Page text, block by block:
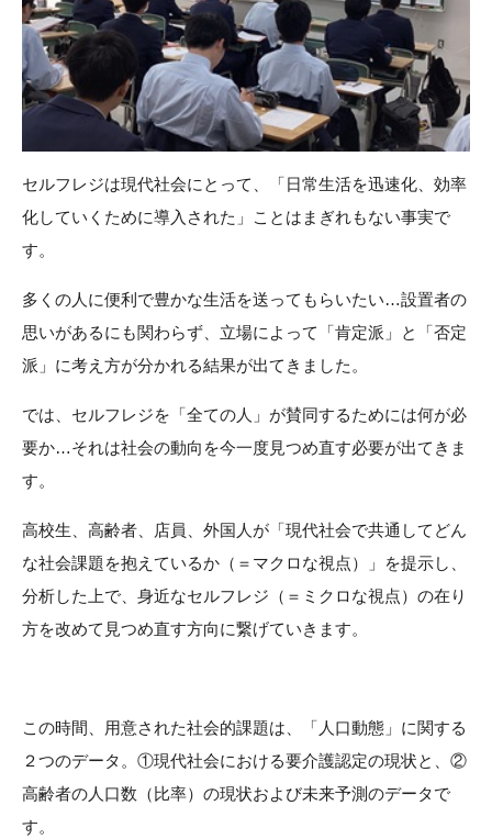
セルフレジは現代社会にとって、「日常生活を迅速化、効率
化していくために導入された」ことはまぎれもない事実で
す。
多くの人に便利で豊かな生活を送ってもらいたい…設置者の
思いがあるにも関わらず、立場によって「肯定派」と「否定
派」に考え方が分かれる結果が出てきました。
では、セルフレジを「全ての人」が賛同するためには何が必
要か…それは社会の動向を今一度見つめ直す必要が出てきま
す。
高校生、高齢者、店員、外国人が「現代社会で共通してどん
な社会課題を抱えているか（＝マクロな視点）」を提示し、
分析した上で、身近なセルフレジ（＝ミクロな視点）の在り
方を改めて見つめ直す方向に繋げていきます。
この時間、用意された社会的課題は、「人口動態」に関する
２つのデータ。①現代社会における要介護認定の現状と、②
高齢者の人口数（比率）の現状および未来予測のデータで
す。